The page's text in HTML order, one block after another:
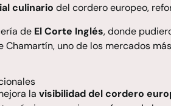
culinario del cordero europeo,
de El Corte Inglés, donde
Chamartín, uno de los mercados
la visibilidad del cordero